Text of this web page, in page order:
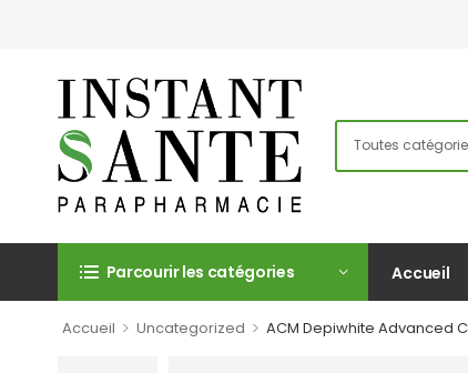
Parcourir les catégories Accueil
Accueil > Uncategorized > ACM Depiwhite Advanced